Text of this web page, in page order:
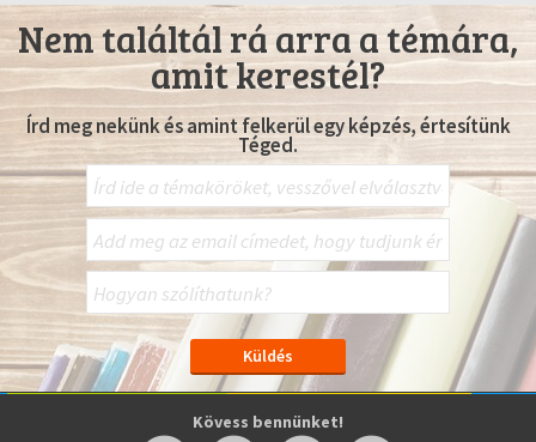
Nem találtál rá arra a témára,
amit kerestél?
Írd meg nekünk és amint felkerül egy képzés, értesítünk
Téged.
Kövess bennünket!